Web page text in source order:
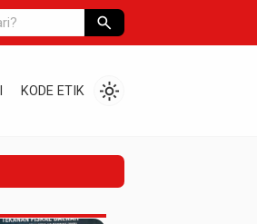
search
KODE ETIK light_mode